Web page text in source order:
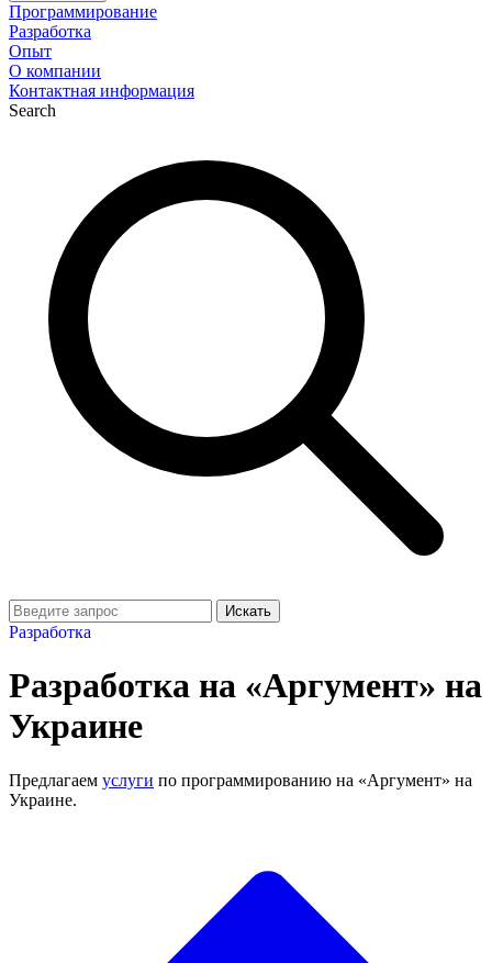
Программирование
Разработка
Опыт
О компании
Контактная информация
Search
Искать
Разработка
Разработка на «Аргумент»‎ на
Украине
Предлагаем услуги по программированию на «Аргумент»‎ на
Украине.